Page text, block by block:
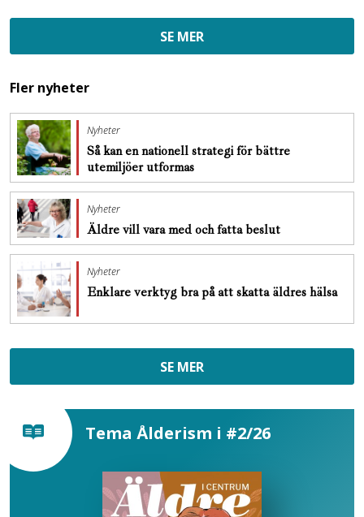
SE MER
Fler nyheter
Nyheter
Så kan en nationell strategi för bättre
utemiljöer utformas
Nyheter
Äldre vill vara med och fatta beslut
Nyheter
Enklare verktyg bra på att skatta äldres hälsa
SE MER
Tema Ålderism i #2/26